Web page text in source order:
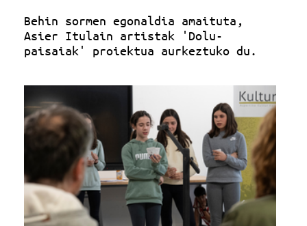
Behin sormen egonaldia amaituta,
Asier Itulain artistak 'Dolu-
paisaiak' proiektua aurkeztuko du.